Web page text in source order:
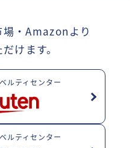
・Amazonより
けます。
ルティセンター
ルティセンター